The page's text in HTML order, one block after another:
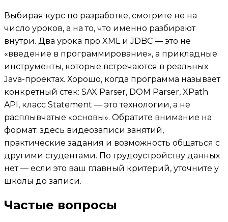
Выбирая курс по разработке, смотрите не на
число уроков, а на то, что именно разбирают
внутри. Два урока про XML и JDBC — это не
«введение в программирование», а прикладные
инструменты, которые встречаются в реальных
Java-проектах. Хорошо, когда программа называет
конкретный стек: SAX Parser, DOM Parser, XPath
API, класс Statement — это технологии, а не
расплывчатые «основы». Обратите внимание на
формат: здесь видеозаписи занятий,
практические задания и возможность общаться с
другими студентами. По трудоустройству данных
нет — если это ваш главный критерий, уточните у
школы до записи.
Частые вопросы